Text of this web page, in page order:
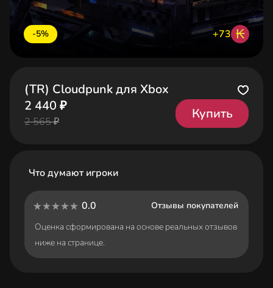
-5% +73 ₭
(TR) Cloudpunk для Xbox
2 440 ₽
2 565 ₽
Купить
Что думают игроки
0.0
Отзывы покупателей
Оценка сформирована на основе реальных отзывов
ниже на странице.